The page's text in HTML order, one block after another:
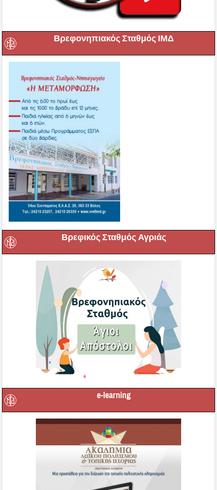
Βρεφονηπιακός Σταθμός ΙΜΔ
Βρεφικός Σταθμός Αγριάς
e-learning